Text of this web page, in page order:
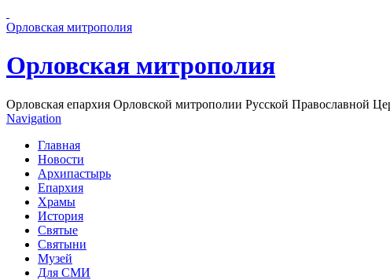
Орловская митрополия
Орловская митрополия
Орловская епархия Орловской митрополии Русской Православной
Navigation
Главная
Новости
Архипастырь
Епархия
Храмы
История
Святые
Святыни
Музей
Для СМИ